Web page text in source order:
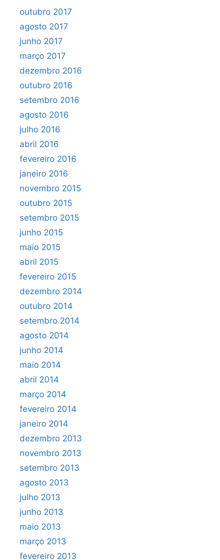
outubro 2017
agosto 2017
junho 2017
março 2017
dezembro 2016
outubro 2016
setembro 2016
agosto 2016
julho 2016
abril 2016
fevereiro 2016
janeiro 2016
novembro 2015
outubro 2015
setembro 2015
junho 2015
maio 2015
abril 2015
fevereiro 2015
dezembro 2014
outubro 2014
setembro 2014
agosto 2014
junho 2014
maio 2014
abril 2014
março 2014
fevereiro 2014
janeiro 2014
dezembro 2013
novembro 2013
setembro 2013
agosto 2013
julho 2013
junho 2013
maio 2013
março 2013
fevereiro 2013